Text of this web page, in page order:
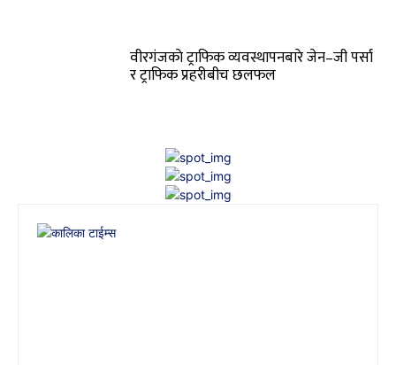
वीरगंजकाे ट्राफिक व्यवस्थापनबारे जेन–जी पर्सा
र ट्राफिक प्रहरीबीच छलफल